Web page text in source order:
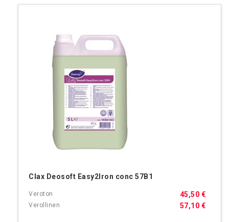
Clax Deosoft Easy2Iron conc 57B1
57,10 €
45,50 €